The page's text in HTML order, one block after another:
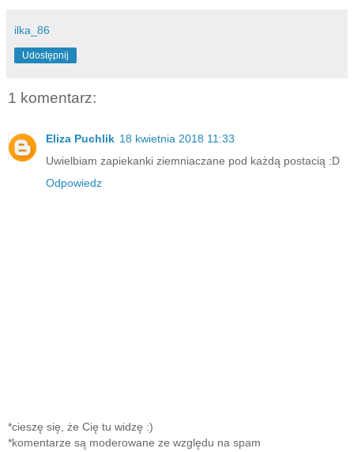
ilka_86
Udostępnij
1 komentarz:
Eliza Puchlik 18 kwietnia 2018 11:33
Uwielbiam zapiekanki ziemniaczane pod każdą postacią :D
Odpowiedz
*cieszę się, że Cię tu widzę :)
*komentarze są moderowane ze względu na spam